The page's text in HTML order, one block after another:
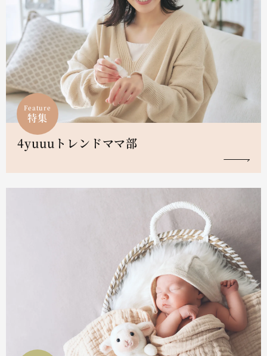
Feature
特集
4yuuuトレンドママ部